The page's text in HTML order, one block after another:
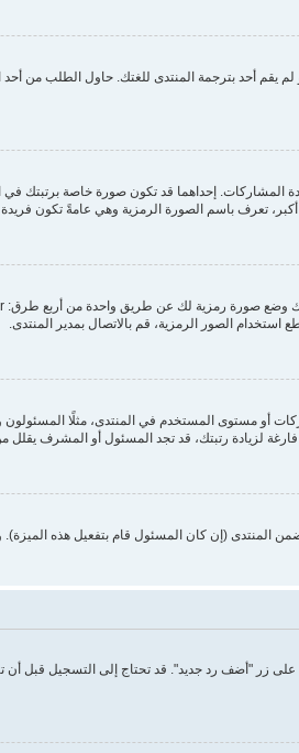
يقم أحد بترجمة المنتدى للغتك. حاول الطلب من
إحداهما قد تكون صورة خاصة برتبتك
أكبر، تعرف باسم الصورة الرمزية وهي عامةً تكون
استخدام الصور الرمزية، قم بالاتصال بمدير المنتدى.
أو مستوى المستخدم في المنتدى، مثلًا
لزيادة رتبتك، قد تجد المسئول أو المشرف يقلل
المنتدى (إن كان المسئول قام بتفعيل هذه
زر "أضف رد جديد". قد تحتاج إلى التسجيل قبل أن